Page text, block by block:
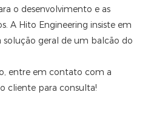
o desenvolvimento e as
A Hito Engineering insiste em
solução geral de um balcão do
entre em contato com a
cliente para consulta!